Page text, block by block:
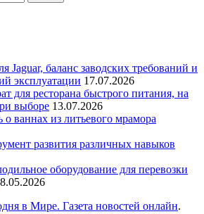
Jaguar, баланс заводских требований и
эксплуатации 17.07.2026
для ресторана быстрого питания, на
выборе 13.07.2026
о ваннах из литьевого мрамора
развития различных навыков
оборудование для перевозки
в Мире. Газета новостей онлайн.